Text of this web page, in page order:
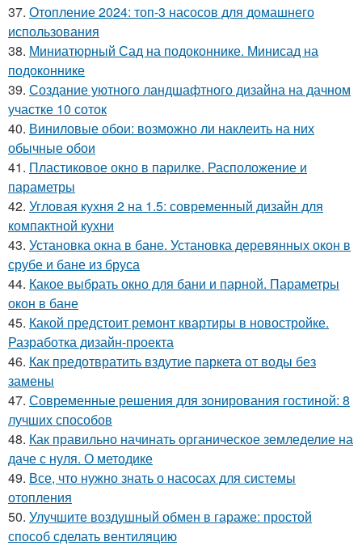
37. Отопление 2024: топ-3 насосов для домашнего
использования
38. Миниатюрный Сад на подоконнике. Минисад на
подоконнике
39. Создание уютного ландшафтного дизайна на дачном
участке 10 соток
40. Виниловые обои: возможно ли наклеить на них
обычные обои
41. Пластиковое окно в парилке. Расположение и
параметры
42. Угловая кухня 2 на 1.5: современный дизайн для
компактной кухни
43. Установка окна в бане. Установка деревянных окон в
срубе и бане из бруса
44. Какое выбрать окно для бани и парной. Параметры
окон в бане
45. Какой предстоит ремонт квартиры в новостройке.
Разработка дизайн-проекта
46. Как предотвратить вздутие паркета от воды без
замены
47. Современные решения для зонирования гостиной: 8
лучших способов
48. Как правильно начинать органическое земледелие на
даче с нуля. О методике
49. Все, что нужно знать о насосах для системы
отопления
50. Улучшите воздушный обмен в гараже: простой
способ сделать вентиляцию